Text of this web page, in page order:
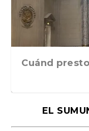
Cuánd
EL